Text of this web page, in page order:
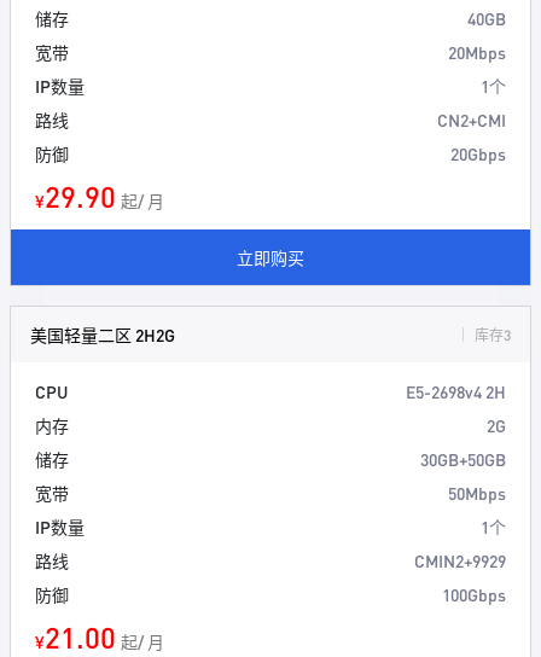
储存
40GB
宽带
20Mbps
IP数量
1个
路线
CN2+CMI
防御
20Gbps
¥29.90 起/ 月
立即购买
美国轻量二区 2H2G 库存3
CPU
E5-2698v4 2H
内存
2G
储存
30GB+50GB
宽带
50Mbps
IP数量
1个
路线
CMIN2+9929
防御
100Gbps
¥21.00 起/ 月